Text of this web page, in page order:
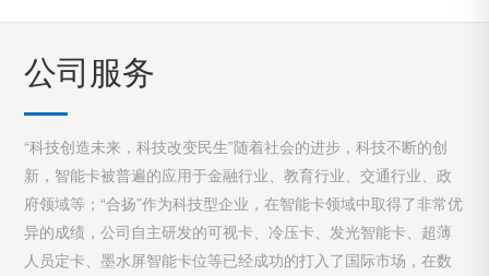
公司服务
“科技创造未来，科技改变民生”随着社会的进步，科技不断的创
新，智能卡被普遍的应用于金融行业、教育行业、交通行业、政
府领域等；“合扬”作为科技型企业，在智能卡领域中取得了非常优
异的成绩，公司自主研发的可视卡、冷压卡、发光智能卡、超薄
人员定卡、墨水屏智能卡位等已经成功的打入了国际市场，在数